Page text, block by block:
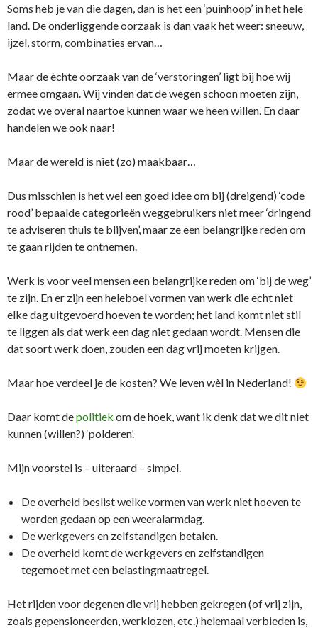
Soms heb je van die dagen, dan is het een ‘puinhoop’ in het hele
land. De onderliggende oorzaak is dan vaak het weer: sneeuw,
ijzel, storm, combinaties ervan…
Maar de èchte oorzaak van de ‘verstoringen’ ligt bij hoe wij
ermee omgaan. Wij vinden dat de wegen schoon moeten zijn,
zodat we overal naartoe kunnen waar we heen willen. En daar
handelen we ook naar!
Maar de wereld is niet (zo) maakbaar…
Dus misschien is het wel een goed idee om bij (dreigend) ‘code
rood’ bepaalde categorieën weggebruikers niet meer ‘dringend
te adviseren thuis te blijven’, maar ze een belangrijke reden om
te gaan rijden te ontnemen.
Werk is voor veel mensen een belangrijke reden om ‘bij de weg’
te zijn. En er zijn een heleboel vormen van werk die echt niet
elke dag uitgevoerd hoeven te worden; het land komt niet stil
te liggen als dat werk een dag niet gedaan wordt. Mensen die
dat soort werk doen, zouden een dag vrij moeten krijgen.
Maar hoe verdeel je de kosten? We leven wèl in Nederland!
Daar komt depolitiek om de hoek, want ik denk dat we dit niet
kunnen (willen?) ‘polderen’.
Mijn voorstel is – uiteraard – simpel.
De overheid beslist welke vormen van werk niet hoeven te
worden gedaan op een weeralarmdag.
De werkgevers en zelfstandigen betalen.
De overheid komt de werkgevers en zelfstandigen
tegemoet met een belastingmaatregel.
Het rijden voor degenen die vrij hebben gekregen (of vrij zijn,
zoals gepensioneerden, werklozen, etc.) helemaal verbieden is,